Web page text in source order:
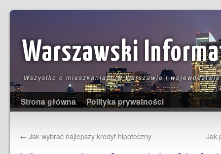
Warszawski
Wszystko o mieszkaniach w Warszawie i
Strona główna Polityka prywatności
← Jak wybrać najlepszy kredyt hipoteczny Jak